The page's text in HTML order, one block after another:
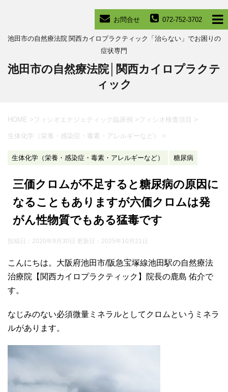
072-752-3702
お問合せ
池田市の自然療法院 関西カイロプラクティック「治らない」でお困りの
症状専門
池田市の自然療法院│関西カイロプラクテ
ィック
HOME > フィシオエナジェティック臨床例 > フィシオ検査項目 >
生体化学（栄養・感染症・毒素・アレルギーなど） >
生体化学（栄養・感染症・毒素・アレルギーなど） 糖尿病
三価クロムが不足すると糖尿病の原因に
なることもありますが六価クロムは発
がん性物質でもある猛毒です
投稿日：2020年9月30日 更新日： 2025年10月21日
こんにちは。大阪府池田市/阪急宝塚線池田駅の自然療法
治療院【関西カイロプラクティック】院長の鹿島 佑介で
す。
なじみのない必須微量ミネラルとしてクロムというミネラ
ルがあります。